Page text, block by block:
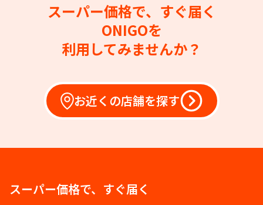
スーパー価格で、すぐ届く
ONIGOを
利用してみませんか？
お近くの店舗を探す
スーパー価格で、すぐ届く